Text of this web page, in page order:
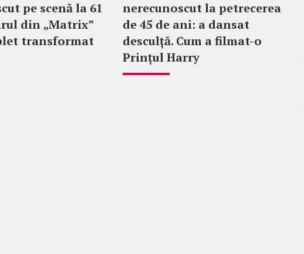
pe scenă la 61
din „Matrix”
transformat
nerecunoscut la petrecerea
de 45 de ani: a dansat
desculță. Cum a filmat-o
Prințul Harry